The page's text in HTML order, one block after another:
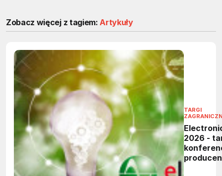
Zobacz więcej z tagiem: Artykuły
TARGI
2026 -